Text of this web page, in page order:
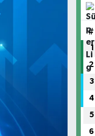
#
1
2
3
4
5
6